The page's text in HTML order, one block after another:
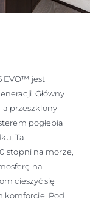
EVO™ jest
Główny
a przeszklony
pogłębia
Ta
stopni na morze,
na
cieszyć się
komforcie. Pod